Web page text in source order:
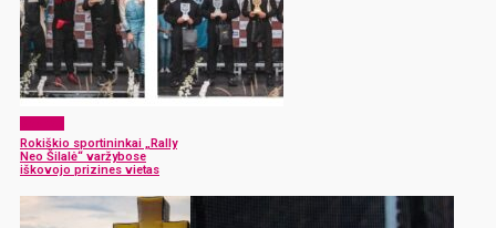
Rokiškio sportininkai „Rally
Neo Šilalė“ varžybose
iškovojo prizines vietas